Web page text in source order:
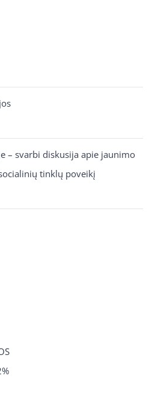
– svarbi diskusija apie jaunimo
tinklų poveikį